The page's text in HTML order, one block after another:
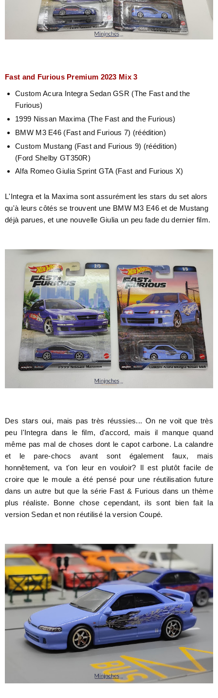
Fast and Furious Premium 2023 Mix 3
Custom Acura Integra Sedan GSR (The Fast and the
Furious)
1999 Nissan Maxima (The Fast and the Furious)
BMW M3 E46 (Fast and Furious 7) (réédition)
Custom Mustang (Fast and Furious 9) (réédition)
(Ford Shelby GT350R)
Alfa Romeo Giulia Sprint GTA (Fast and Furious X)
L'Integra et la Maxima sont assurément les stars du set alors
qu'à leurs côtés se trouvent une BMW M3 E46 et de Mustang
déjà parues, et une nouvelle Giulia un peu fade du dernier film.
Des stars oui, mais pas très réussies... On ne voit que très
peu l'Integra dans le film, d'accord, mais il manque quand
même pas mal de choses dont le capot carbone. La calandre
et le pare-chocs avant sont également faux, mais
honnêtement, va t'on leur en vouloir? Il est plutôt facile de
croire que le moule a été pensé pour une réutilisation future
dans un autre but que la série Fast & Furious dans un thème
plus réaliste. Bonne chose cependant, ils sont bien fait la
version Sedan et non réutilisé la version Coupé.